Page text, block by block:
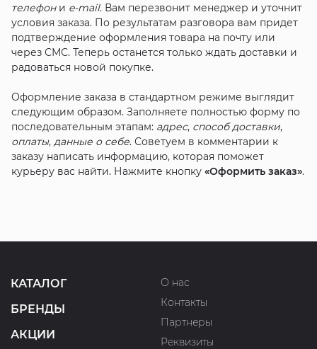
телефони e-mail. Вам перезвонит менеджер и уточнит
условия заказа. По результатам разговора вам придет
подтверждение оформления товара на почту или
через СМС. Теперь останется только ждать доставки и
радоваться новой покупке.
Оформление заказа в стандартном режиме выглядит
следующим образом. Заполняете полностью форму по
последовательным этапам: адрес, способ доставки,
оплаты, данные о себе. Советуем в комментарии к
заказу написать информацию, которая поможет
курьеру вас найти. Нажмите кнопку «Оформить заказ».
КАТАЛОГ
БРЕНДЫ
АКЦИИ
О нас
Контакты
Партнеры
Реквизиты